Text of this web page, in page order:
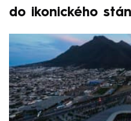
do ikonického